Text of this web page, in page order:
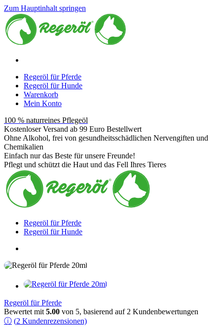
Zum Hauptinhalt springen
Regeröl für Pferde
Regeröl für Hunde
Warenkorb
Mein Konto
100 % naturreines Pflegeöl
Kostenloser Versand ab 99 Euro Bestellwert
Ohne Alkohol, frei von gesundheitsschädlichen Nervengiften und
Chemikalien
Einfach nur das Beste für unsere Freunde!
Pflegt und schützt die Haut und das Fell Ihres Tieres
Regeröl für Pferde
Regeröl für Hunde
Regeröl für Pferde
Bewertet mit 5.00 von 5, basierend auf 2 Kundenbewertungen
ⓘ (2 Kundenrezensionen)